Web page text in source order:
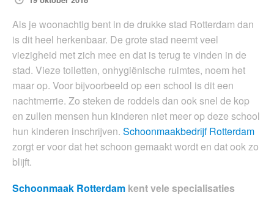
Als je woonachtig bent in de drukke stad Rotterdam dan
is dit heel herkenbaar. De grote stad neemt veel
viezigheid met zich mee en dat is terug te vinden in de
stad. Vieze toiletten, onhygiënische ruimtes, noem het
maar op. Voor bijvoorbeeld op een school is dit een
nachtmerrie. Zo steken de roddels dan ook snel de kop
en zullen mensen hun kinderen niet meer op deze school
hun kinderen inschrijven. Schoonmaakbedrijf Rotterdam
zorgt er voor dat het schoon gemaakt wordt en dat ook zo
blijft.
Schoonmaak Rotterdam kent vele specialisaties